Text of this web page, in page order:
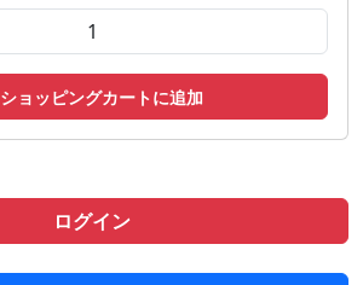
ショッピングカートに追加
ログイン